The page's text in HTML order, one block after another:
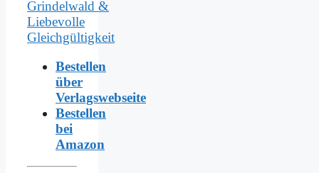
Bestellen
über
Verlagswebseite
Bestellen
bei
Amazon